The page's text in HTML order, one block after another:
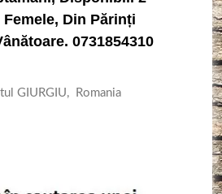
Din Părinți
0731854310
GIURGIU, Romania